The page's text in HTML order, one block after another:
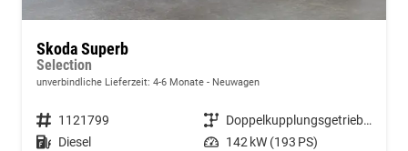
Skoda Superb
Selection
unverbindliche Lieferzeit: 4-6 Monate Neuwagen
Fahrzeugnummer 1121799 Getriebe
Doppelkupplungsgetriebe (DSG)
Kraftstoff Diesel Leistung 142 kW (193 PS)